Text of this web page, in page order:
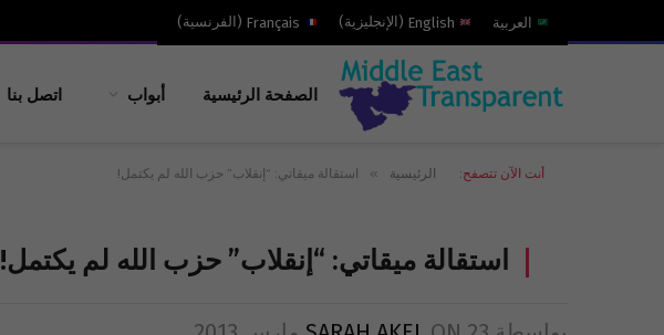
العربية English
( الإنجليزية)
Français
( الفرنسية)
الصفحة الرئيسية أبواب اتصل بنا
أنت الآن تتصفح: الرئيسية » استقالة ميقاتي: “إنقلاب” حزب الله لم يكتمل!
استقالة ميقاتي: “إنقلاب” حزب الله لم يكتمل!